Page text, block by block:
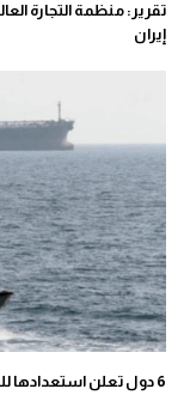
تقرير: منظمة التجارة
إيران
6 دول تعلن استعدادها للمساهمة في تأمين مضيق هرمز